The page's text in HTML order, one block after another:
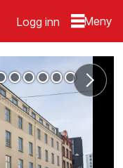
Logg inn